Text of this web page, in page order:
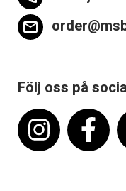
email
Följ oss på